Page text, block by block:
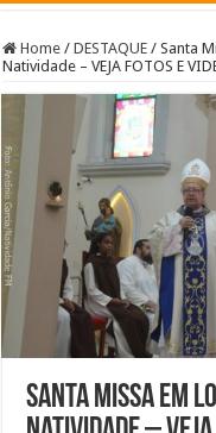
Home / DESTAQUE / Santa
Natividade – VEJA FOTOS E
Santa Missa em